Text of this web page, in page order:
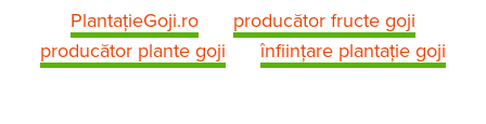
PlantațieGoji.ro
producător fructe goji
producător plante goji
înființare plantație goji